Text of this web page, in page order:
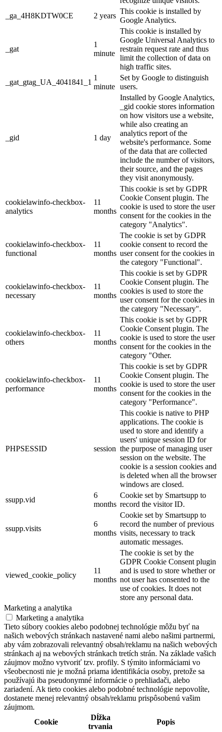
_ga_4H8KDTW0CE
2 years
This cookie is installed by
Google Analytics.
_gat
1
minute
This cookie is installed by
Google Universal Analytics to
restrain request rate and thus
limit the collection of data on
high traffic sites.
_gat_gtag_UA_4041841_1
1
minute
Set by Google to distinguish
users.
_gid 1 day
Installed by Google Analytics,
_gid cookie stores information
on how visitors use a website,
while also creating an
analytics report of the
website's performance. Some
of the data that are collected
include the number of visitors,
their source, and the pages
they visit anonymously.
cookielawinfo-checkbox-
analytics
11
months
This cookie is set by GDPR
Cookie Consent plugin. The
cookie is used to store the user
consent for the cookies in the
category "Analytics".
cookielawinfo-checkbox-
functional
11
months
The cookie is set by GDPR
cookie consent to record the
user consent for the cookies in
the category "Functional".
cookielawinfo-checkbox-
necessary
11
months
This cookie is set by GDPR
Cookie Consent plugin. The
cookies is used to store the
user consent for the cookies in
the category "Necessary".
cookielawinfo-checkbox-
others
11
months
This cookie is set by GDPR
Cookie Consent plugin. The
cookie is used to store the user
consent for the cookies in the
category "Other.
cookielawinfo-checkbox-
performance
11
months
This cookie is set by GDPR
Cookie Consent plugin. The
cookie is used to store the user
consent for the cookies in the
category "Performance".
PHPSESSID session
This cookie is native to PHP
applications. The cookie is
used to store and identify a
users' unique session ID for
the purpose of managing user
session on the website. The
cookie is a session cookies and
is deleted when all the browser
windows are closed.
ssupp.vid
6
months
Cookie set by Smartsupp to
record the visitor ID.
ssupp.visits
6
months
Cookie set by Smartsupp to
record the number of previous
visits, necessary to track
automatic messages.
viewed_cookie_policy
11
months
The cookie is set by the
GDPR Cookie Consent plugin
and is used to store whether or
not user has consented to the
use of cookies. It does not
store any personal data.
Marketing a analytika
Marketing a analytika
Tieto súbory cookies alebo podobnej technológie môžu byť na
našich webových stránkach nastavené nami alebo našimi partnermi,
aby vám zobrazovali relevantný obsah/reklamu na našich webových
stránkach aj na webových stránkach tretích strán. Na základe vašich
záujmov možno vytvoriť tzv. profily. S týmito informáciami vo
všeobecnosti nie je možná priama identifikácia osoby, pretože sa
používajú iba pseudonymné informácie o prehliadači, alebo
zariadení. Ak tieto cookies alebo podobné technológie nepovolíte,
dostanete menej relevantný obsah/reklamu prispôsobenú vašim
záujmom.
Cookie
Dĺžka
trvania
Popis